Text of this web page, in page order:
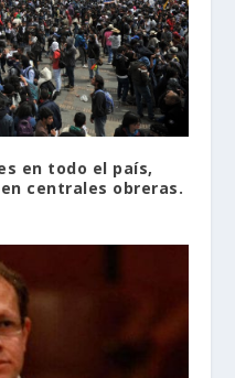
en todo el país,
centrales obreras.